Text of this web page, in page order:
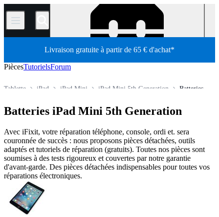
/
Livraison gratuite à partir de 65 € d'achat*
PiècesTutorielsForum
Batteries
iPad Mini 5th Generation
iPad Mini
iPad
Tablette
Batteries iPad Mini 5th Generation
Avec iFixit, votre réparation téléphone, console, ordi et. sera
couronnée de succès : nous proposons pièces détachées, outils
adaptés et tutoriels de réparation (gratuits). Toutes nos pièces sont
soumises à des tests rigoureux et couvertes par notre garantie
d'avant-garde. Des pièces détachées indispensables pour toutes vos
réparations électroniques.